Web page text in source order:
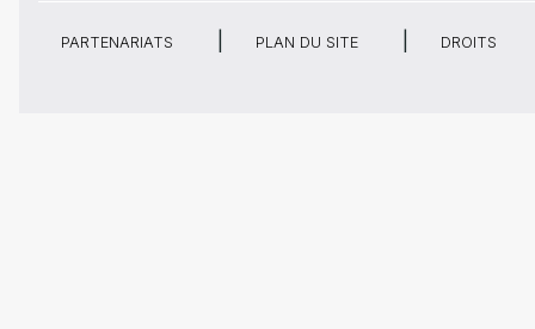
PARTENARIATS PLAN DU SITE DROITS